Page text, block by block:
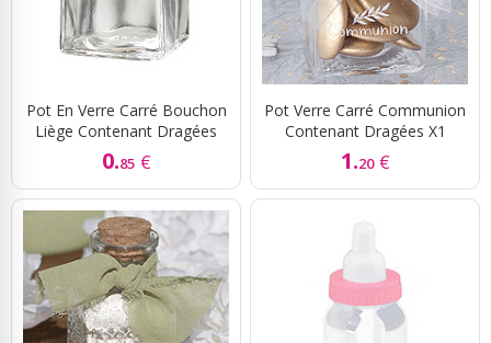
Pot En Verre Carré Bouchon
Liège Contenant Dragées
0.85 €
Pot Verre Carré Communion
Contenant Dragées X1
1.20 €